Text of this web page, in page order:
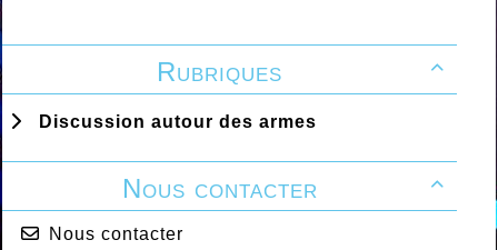

Rubriques
Discussion autour des armes

Nous contacter
Nous contacter